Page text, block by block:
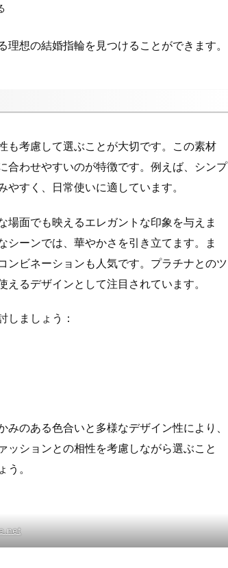
想の結婚指輪を見つけることができます。
も考慮して選ぶことが大切です。この素材
合わせやすいのが特徴です。例えば、シンプ
すく、日常使いに適しています。
面でも映えるエレガントな印象を与えま
ーンでは、華やかさを引き立てます。ま
ンビネーションも人気です。プラチナとのツ
るデザインとして注目されています。
しましょう：
のある色合いと多様なデザイン性により、
ッションとの相性を考慮しながら選ぶこと
。